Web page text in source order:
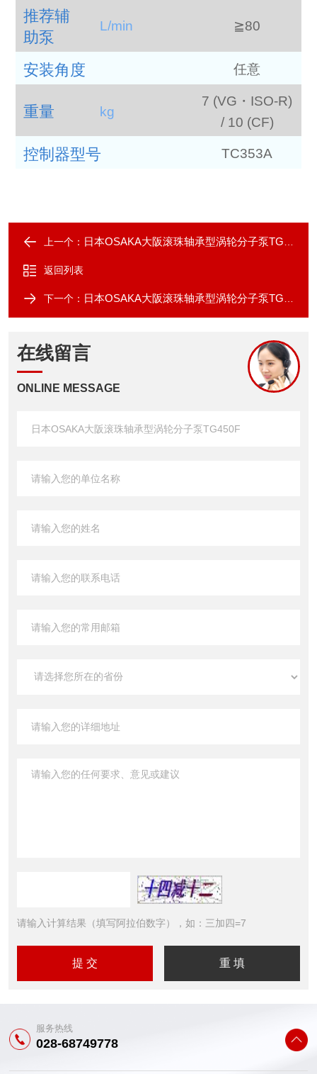
推荐辅
助泵
L/min ≧80
安装角度 任意
重量 kg
7 (VG・ISO-R)
/ 10 (CF)
控制器型号 TC353A
上一个： 日本OSAKA大阪滚珠轴承型涡轮分子泵TG350F
返回列表
下一个： 日本OSAKA大阪滚珠轴承型涡轮分子泵TG800F
在线留言
ONLINE MESSAGE
请输入计算结果（填写阿拉伯数字），如：三加四=7
服务热线
028-68749778